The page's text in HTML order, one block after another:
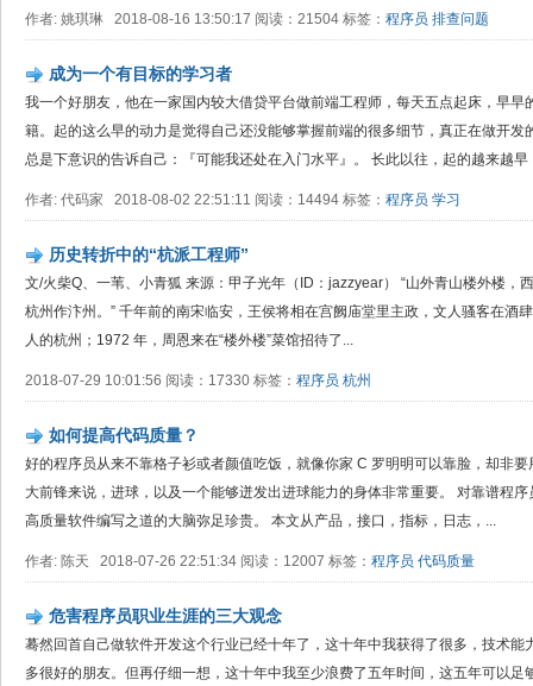
作者: 姚琪琳 2018-08-16 13:50:17 阅读：21504 标签： 程序员 排查问题
成为一个有目标的学习者
我一个好朋友，他在一家国内较大借贷平台做前端工程师，每天五点起床，早
籍。起的这么早的动力是觉得自己还没能够掌握前端的很多细节，真正在做开
总是下意识的告诉自己：『可能我还处在入门水平』。 长此以往，起的越来越早
作者: 代码家 2018-08-02 22:51:11 阅读：14494 标签： 程序员 学习
历史转折中的“杭派工程师”
文/火柴Q、一苇、小青狐 来源：甲子光年（ID：jazzyear） “山外青山楼外楼，
杭州作汴州。” 千年前的南宋临安，王侯将相在宫阙庙堂里主政，文人骚客在酒
人的杭州；1972 年，周恩来在“楼外楼”菜馆招待了...
2018-07-29 10:01:56 阅读：17330 标签： 程序员 杭州
如何提高代码质量？
好的程序员从来不靠格子衫或者颜值吃饭，就像你家 C 罗明明可以靠脸，却非
大前锋来说，进球，以及一个能够迸发出进球能力的身体非常重要。 对靠谱程
高质量软件编写之道的大脑弥足珍贵。 本文从产品，接口，指标，日志，...
作者: 陈天 2018-07-26 22:51:34 阅读：12007 标签： 程序员 代码质量
危害程序员职业生涯的三大观念
蓦然回首自己做软件开发这个行业已经十年了，这十年中我获得了很多，技术
多很好的朋友。但再仔细一想，这十年中我至少浪费了五年时间，这五年可以